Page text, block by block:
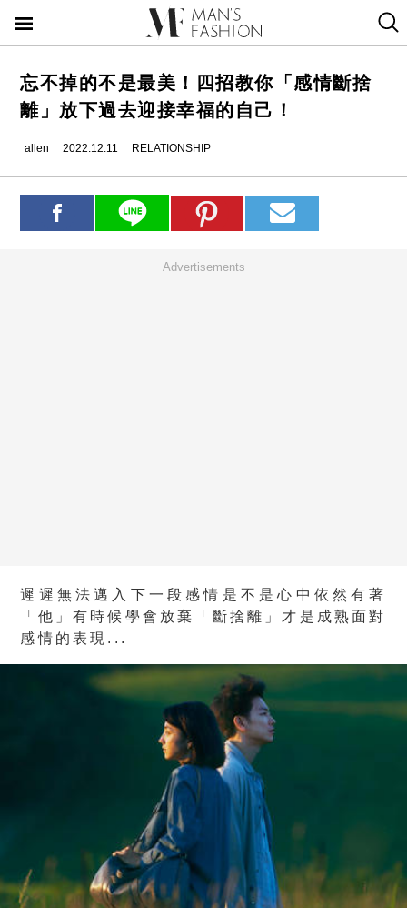
忘不掉的不是最美！四招教你「感情斷捨
離」放下過去迎接幸福的自己！
allen 2022.12.11 RELATIONSHIP
Advertisements
遲遲無法邁入下一段感情是不是心中依然有著
「他」有時候學會放棄「斷捨離」才是成熟面對
感情的表現...